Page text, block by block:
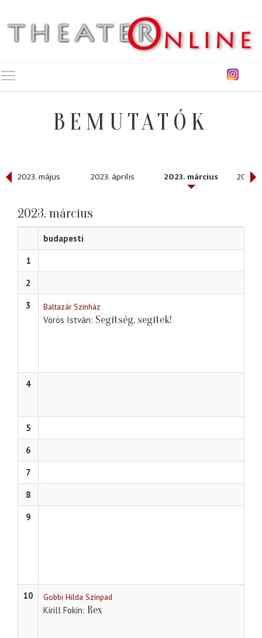
BEMUTATÓK
2023. május 2023. április 2023. március 2023.
2023. március
budapesti
1
2
3
Baltazár Színház
Vörös István Segítség, segítek!
4
5
6
7
8
9
10 Gobbi Hilda Színpad
Kirill Fokin Rex